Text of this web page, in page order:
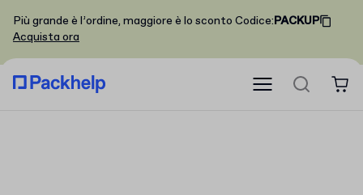
Più grande è l’ordine, maggiore è lo sconto Codice:PACKUP
Acquista ora